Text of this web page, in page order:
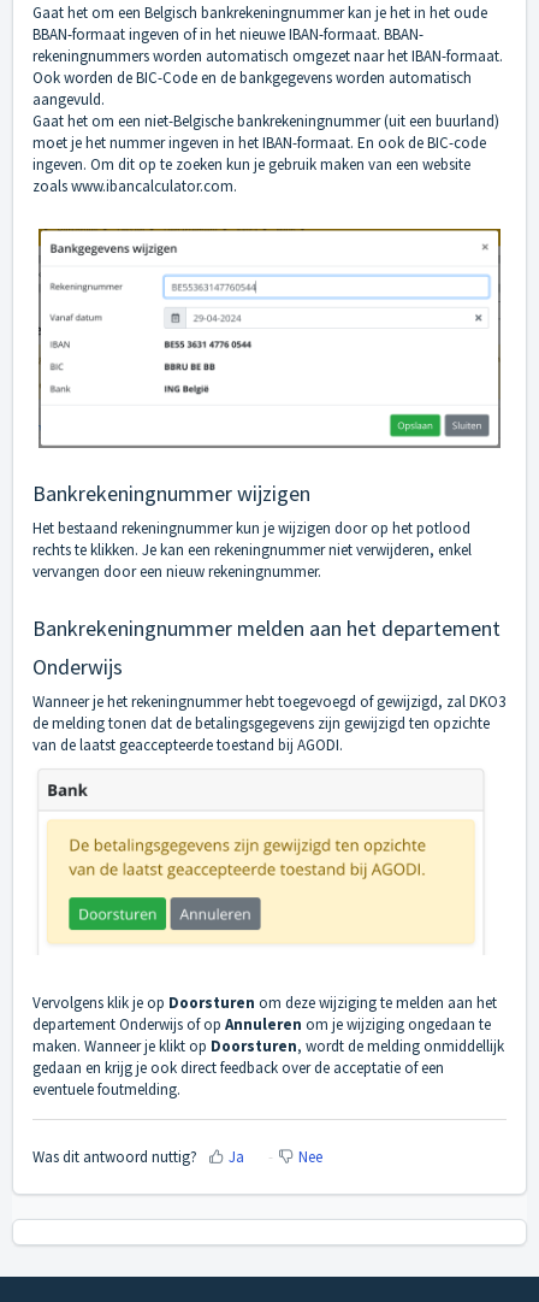
Gaat het om een Belgisch bankrekeningnummer kan je het in het oude
BBAN-formaat ingeven of in het nieuwe IBAN-formaat. BBAN-
rekeningnummers worden automatisch omgezet naar het IBAN-formaat.
Ook worden de BIC-Code en de bankgegevens worden automatisch
aangevuld.
Gaat het om een niet-Belgische bankrekeningnummer (uit een buurland)
moet je het nummer ingeven in het IBAN-formaat. En ook de BIC-code
ingeven. Om dit op te zoeken kun je gebruik maken van een website
zoalswww.ibancalculator.com.
Bankrekeningnummer wijzigen
Het bestaand rekeningnummer kun je wijzigen door op het potlood
rechts te klikken. Je kan een rekeningnummer niet verwijderen, enkel
vervangen door een nieuw rekeningnummer.
Bankrekeningnummer melden aan het departement
Onderwijs
Wanneer je het rekeningnummer hebt toegevoegd of gewijzigd, zal DKO3
de melding tonen dat de betalingsgegevens zijn gewijzigd ten opzichte
van de laatst geaccepteerde toestand bij AGODI.
Vervolgens klik je op Doorsturen om deze wijziging te melden aan het
departement Onderwijs of op Annuleren om je wijziging ongedaan te
maken. Wanneer je klikt op Doorsturen, wordt de melding onmiddellijk
gedaan en krijg je ook direct feedback over de acceptatie of een
eventuele foutmelding.
Was dit antwoord nuttig? Ja Nee